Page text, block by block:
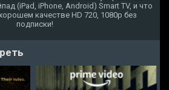
(iPad, iPhone, Android) Smart TV, и что
качестве HD 720, 1080p без
подписки!